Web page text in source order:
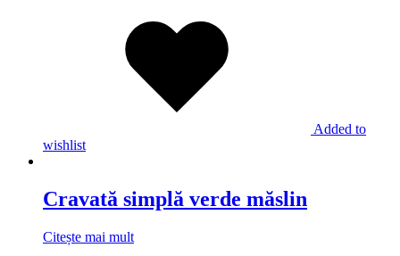
Added to
wishlist
Cravată simplă verde măslin
Citește mai mult